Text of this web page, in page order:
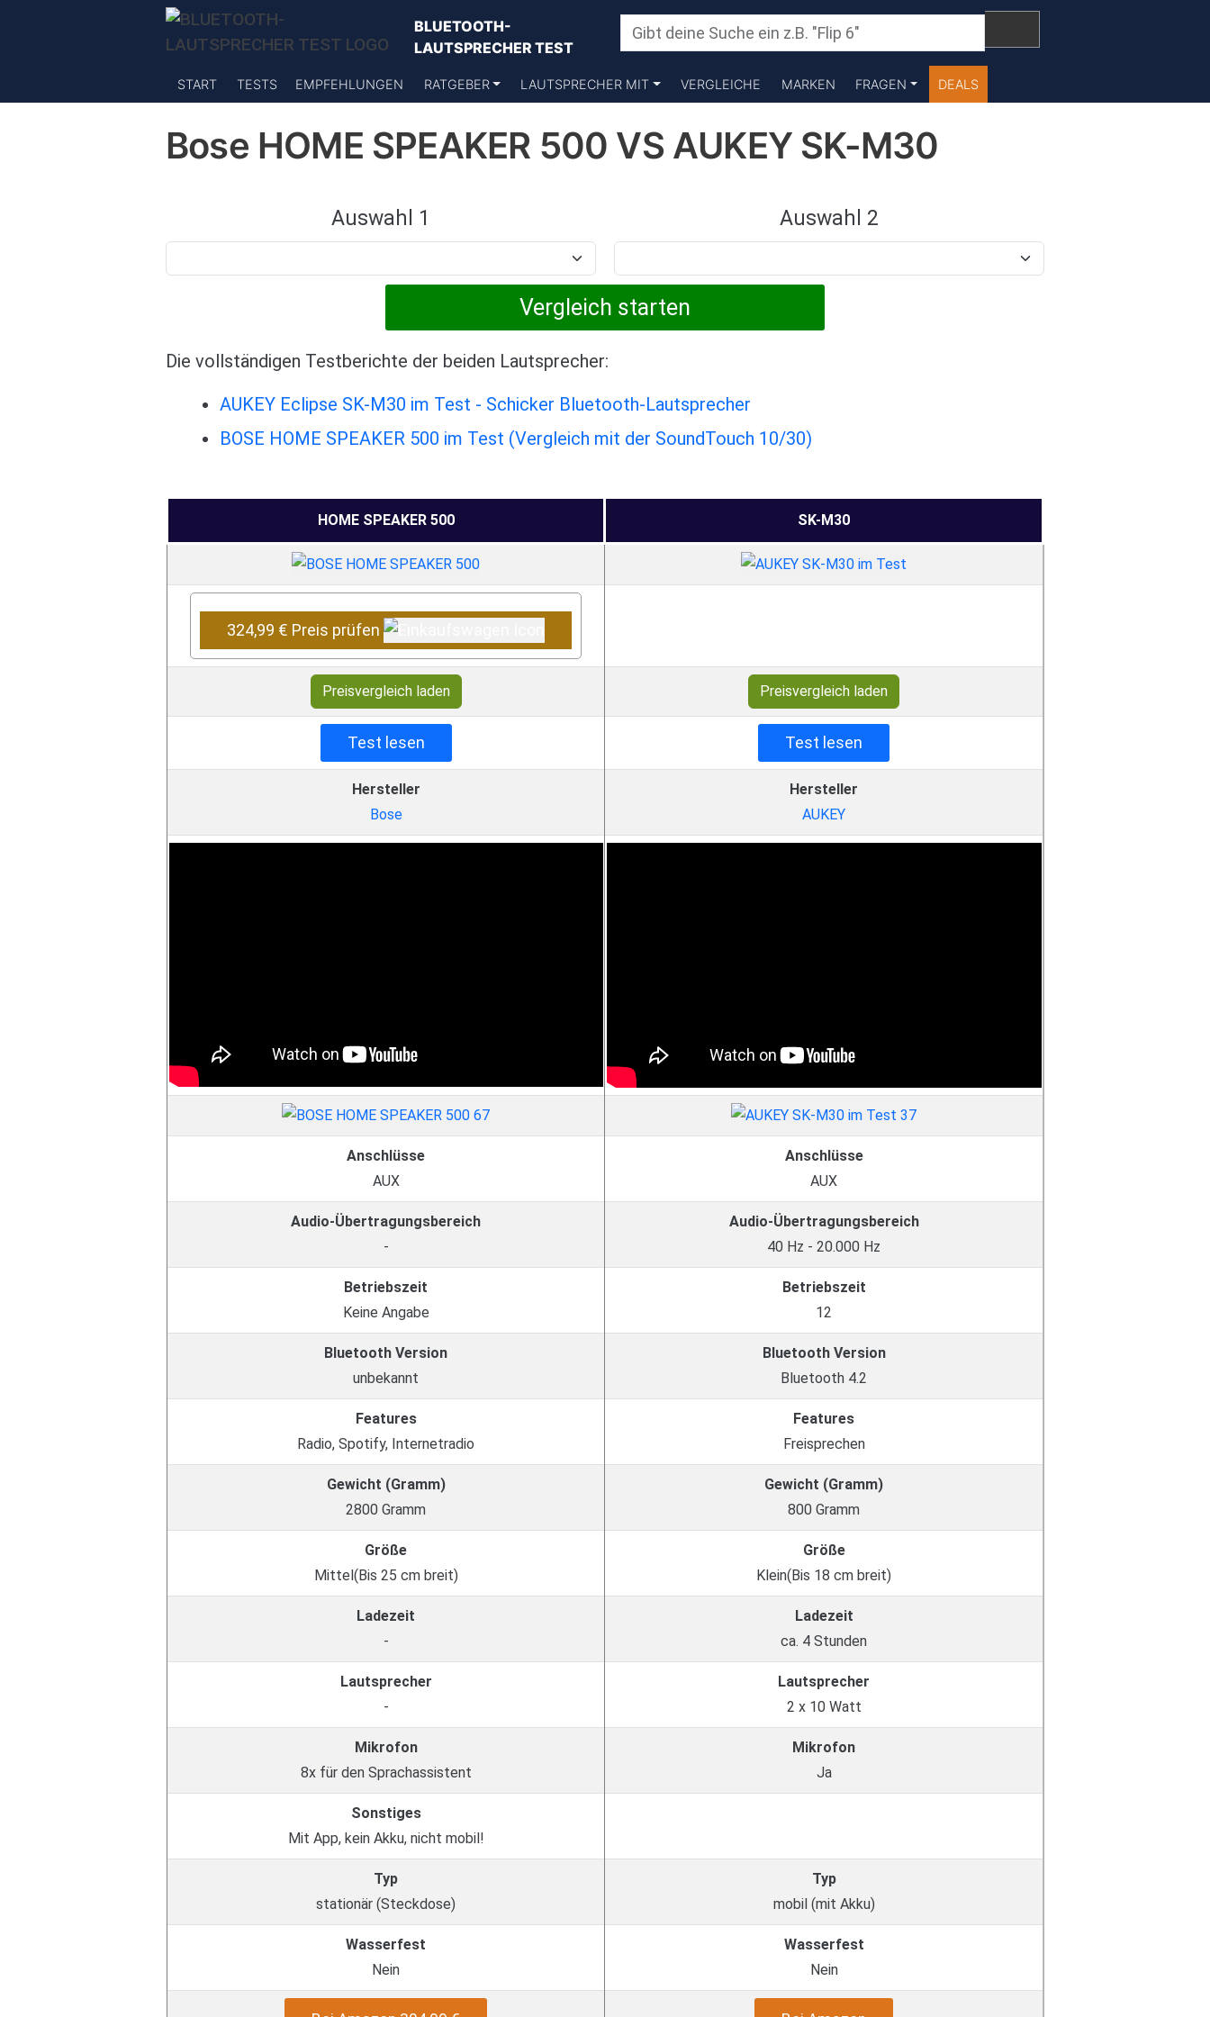
BLUETOOTH-
LAUTSPRECHER TEST
START TESTS EMPFEHLUNGEN RATGEBER LAUTSPRECHER MIT VERGLEICHE MARKEN FRAGEN DEALS
Bose HOME SPEAKER 500 VS AUKEY SK-M30
Auswahl 1 Auswahl 2
Die vollständigen Testberichte der beiden Lautsprecher:
AUKEY Eclipse SK-M30 im Test - Schicker Bluetooth-Lautsprecher
BOSE HOME SPEAKER 500 im Test (Vergleich mit der SoundTouch 10/30)
HOME SPEAKER 500 SK-M30
324,99 € Preis prüfen
Preisvergleich laden Preisvergleich laden
Test lesen Test lesen
Hersteller
Bose
Hersteller
AUKEY
Anschlüsse
AUX
Anschlüsse
AUX
Audio-Übertragungsbereich
-
Audio-Übertragungsbereich
40 Hz - 20.000 Hz
Betriebszeit
Keine Angabe
Betriebszeit
12
Bluetooth Version
unbekannt
Bluetooth Version
Bluetooth 4.2
Features
Radio, Spotify, Internetradio
Features
Freisprechen
Gewicht (Gramm)
2800 Gramm
Gewicht (Gramm)
800 Gramm
Größe
Mittel(Bis 25 cm breit)
Größe
Klein(Bis 18 cm breit)
Ladezeit
-
Ladezeit
ca. 4 Stunden
Lautsprecher
-
Lautsprecher
2 x 10 Watt
Mikrofon
8x für den Sprachassistent
Mikrofon
Ja
Sonstiges
Mit App, kein Akku, nicht mobil!
Typ
stationär (Steckdose)
Typ
mobil (mit Akku)
Wasserfest
Nein
Wasserfest
Nein